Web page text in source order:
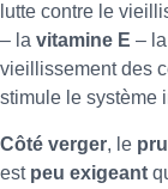
lutte contre le
– la vitamine E –
vieillissement des
stimule le système
Côté verger, le
est peu exigeant